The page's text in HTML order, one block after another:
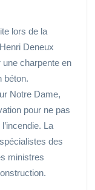
lors de la
Deneux
charpente en
béton.
Notre Dame,
pour ne pas
La
des
ministres